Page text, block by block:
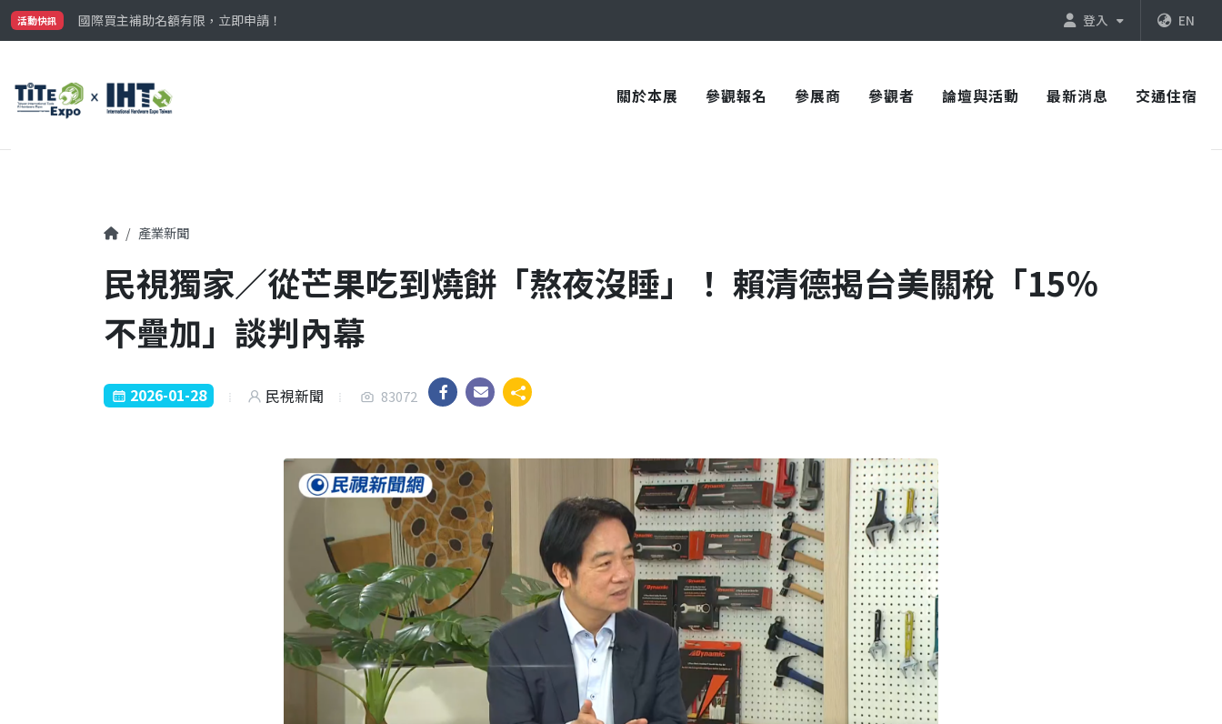
活動快訊
國際買主補助名額有限，立即申請！
參觀門票開放申請中‼️
登入 EN
關於本展 參觀報名 參展商 參觀者 論壇與活動 最新消息 交通住宿
產業新聞
民視獨家／從芒果吃到燒餅「熬夜沒睡」！ 賴清德揭台美關稅「15％
不疊加」談判內幕
2026-01-28 民視新聞 83072